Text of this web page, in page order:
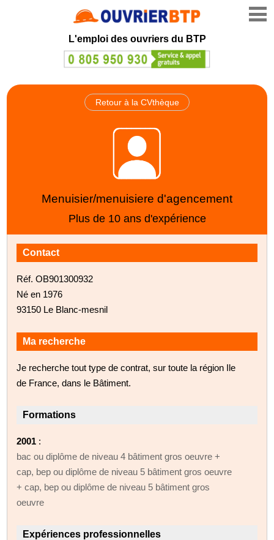
L'emploi des ouvriers du BTP
Retour à la CVthèque
Menuisier/menuisiere d'agencement
Plus de 10 ans d'expérience
Contact
Réf. OB901300932
Né en 1976
93150 Le Blanc-mesnil
Ma recherche
Je recherche tout type de contrat, sur toute la région Ile
de France, dans le Bâtiment.
Formations
2001 :
bac ou diplôme de niveau 4 bâtiment gros oeuvre +
cap, bep ou diplôme de niveau 5 bâtiment gros oeuvre
+ cap, bep ou diplôme de niveau 5 bâtiment gros
oeuvre
Expériences professionnelles